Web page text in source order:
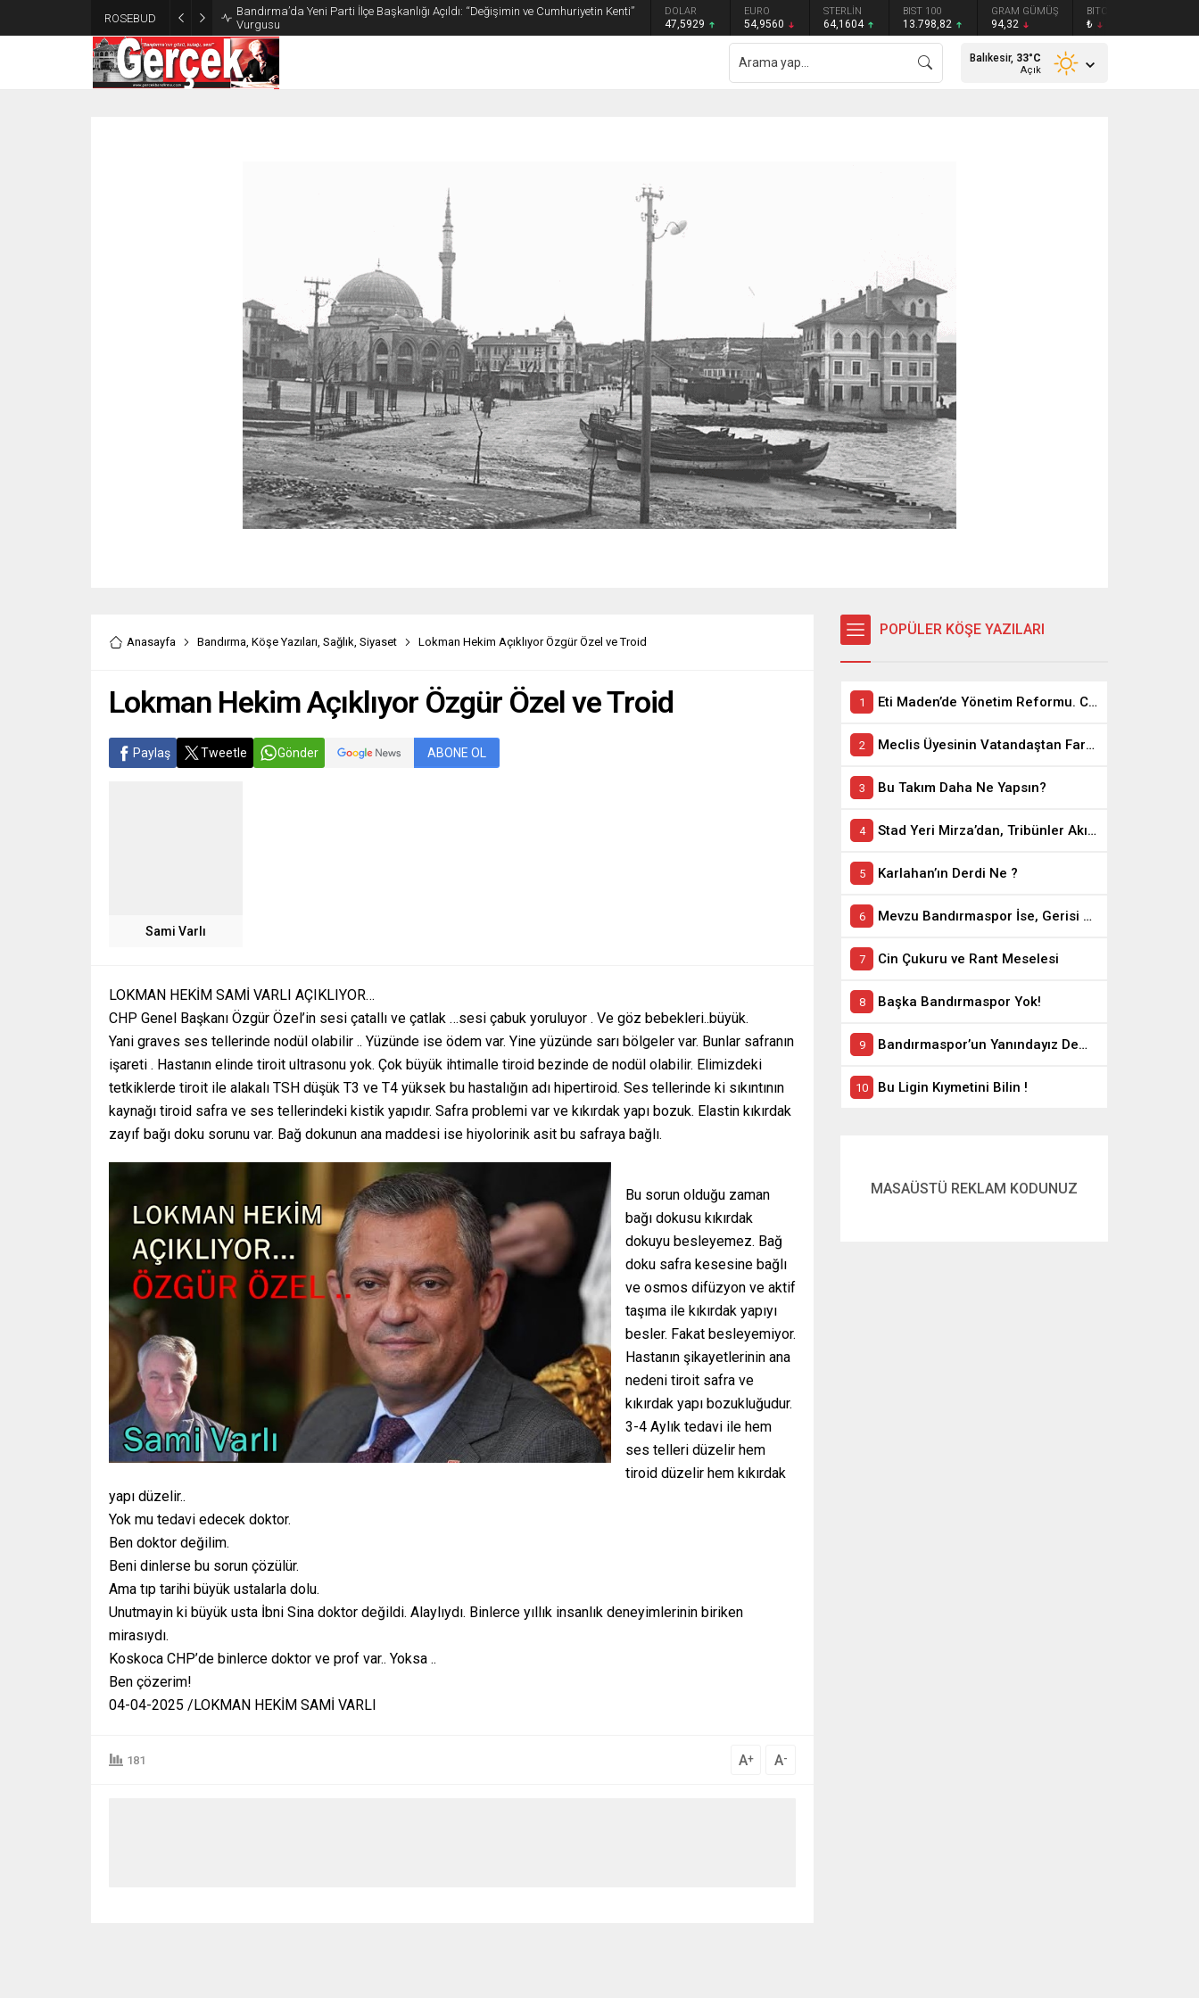
ROSEBUD
Bandırma’da Yeni Parti İlçe Başkanlığı Açıldı: “Değişimin ve Cumhuriyetin Kenti”
Vurgusu
GRAM ALTIN DOLAR
47,5929
EURO
54,9560
STERLİN
64,1604
BIST 100
13.798,82
GRAM GÜMÜŞ
94,32
BITCOIN
₺
Balıkesir, 33°C
Açık
Anasayfa Bandırma, Köşe Yazıları, Sağlık, Siyaset Lokman Hekim Açıklıyor Özgür Özel ve Troid
Lokman Hekim Açıklıyor Özgür Özel ve Troid
Paylaş Tweetle Gönder ABONE OL
Sami Varlı
LOKMAN HEKİM SAMİ VARLI AÇIKLIYOR…
CHP Genel Başkanı Özgür Özel’in sesi çatallı ve çatlak …sesi çabuk yoruluyor . Ve göz bebekleri..büyük.
Yani graves ses tellerinde nodül olabilir .. Yüzünde ise ödem var. Yine yüzünde sarı bölgeler var. Bunlar safranın
işareti . Hastanın elinde tiroit ultrasonu yok. Çok büyük ihtimalle tiroid bezinde de nodül olabilir. Elimizdeki
tetkiklerde tiroit ile alakalı TSH düşük T3 ve T4 yüksek bu hastalığın adı hipertiroid. Ses tellerinde ki sıkıntının
kaynağı tiroid safra ve ses tellerindeki kistik yapıdır. Safra problemi var ve kıkırdak yapı bozuk. Elastin kıkırdak
zayıf bağı doku sorunu var. Bağ dokunun ana maddesi ise hiyolorinik asit bu safraya bağlı.
Bu sorun olduğu zaman
bağı dokusu kıkırdak
dokuyu besleyemez. Bağ
doku safra kesesine bağlı
ve osmos difüzyon ve aktif
taşıma ile kıkırdak yapıyı
besler. Fakat besleyemiyor.
Hastanın şikayetlerinin ana
nedeni tiroit safra ve
kıkırdak yapı bozukluğudur.
3-4 Aylık tedavi ile hem
ses telleri düzelir hem
tiroid düzelir hem kıkırdak
yapı düzelir..
Yok mu tedavi edecek doktor.
Ben doktor değilim.
Beni dinlerse bu sorun çözülür.
Ama tıp tarihi büyük ustalarla dolu.
Unutmayin ki büyük usta İbni Sina doktor değildi. Alaylıydı. Binlerce yıllık insanlık deneyimlerinin biriken
mirasıydı.
Koskoca CHP’de binlerce doktor ve prof var.. Yoksa ..
Ben çözerim!
04-04-2025 /LOKMAN HEKİM SAMİ VARLI
181 A+ A-
POPÜLER KÖŞE YAZILARI
Eti Maden’de Yönetim Reformu. CEO Modeli’nde Kadro / Taşeron İşçilik Ayrımı Kalkıyor
Meclis Üyesinin Vatandaştan Farkı Ne ?
Bu Takım Daha Ne Yapsın?
Stad Yeri Mirza’dan, Tribünler Akın’dan: Geriye Bakanlık Kaldı.
Karlahan’ın Derdi Ne ?
Mevzu Bandırmaspor İse, Gerisi Teferruattır
Cin Çukuru ve Rant Meselesi
Başka Bandırmaspor Yok!
Bandırmaspor’un Yanındayız Demekle Olmuyor!
Bu Ligin Kıymetini Bilin !
MASAÜSTÜ REKLAM KODUNUZ